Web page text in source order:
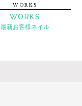
WORKS
WORKS
最新お客様ネイル